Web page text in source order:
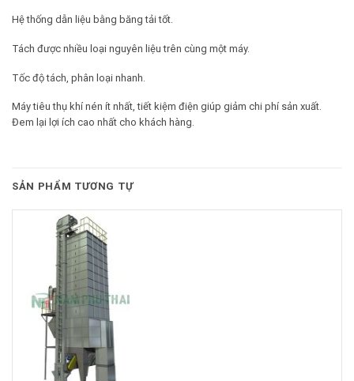
Hệ thống dẫn liệu bằng băng tải tốt.
Tách được nhiều loại nguyên liệu trên cùng một máy.
Tốc độ tách, phân loại nhanh.
Máy tiêu thụ khí nén ít nhất, tiết kiệm điện giúp giảm chi phí sản xuất.
Đem lại lợi ích cao nhất cho khách hàng.
SẢN PHẨM TƯƠNG TỰ